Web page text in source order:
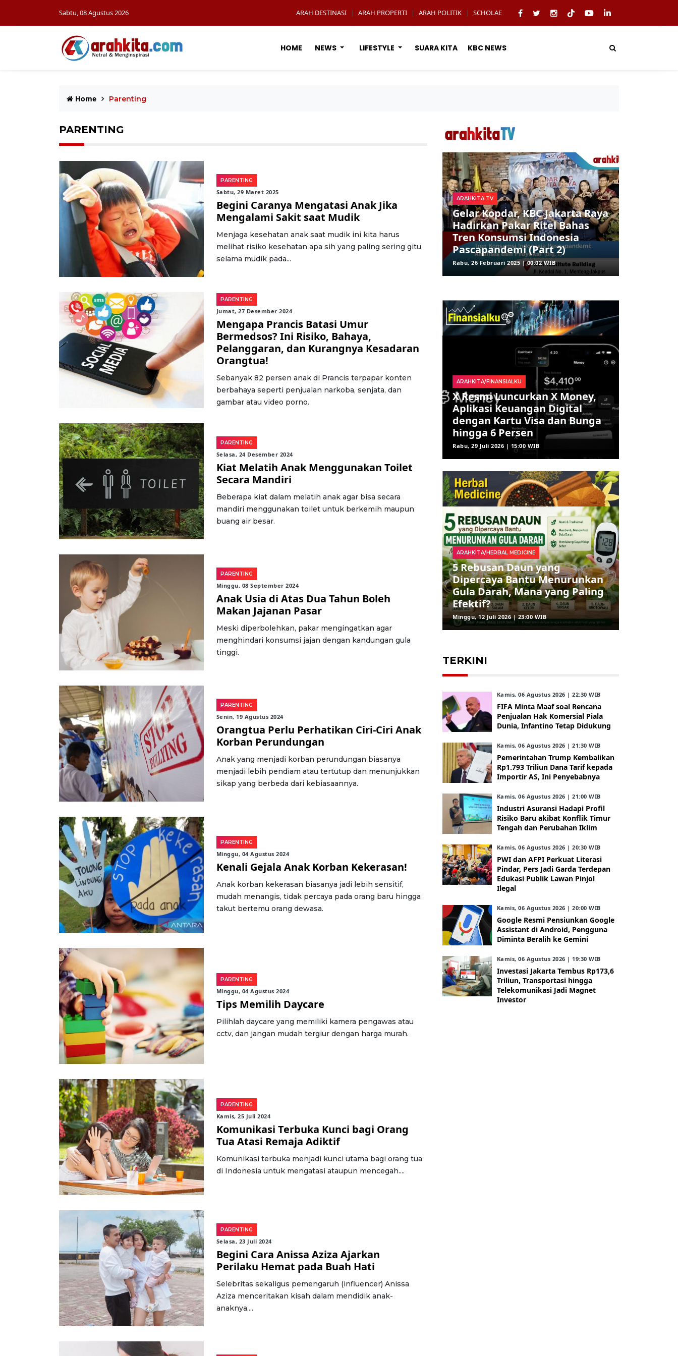
Sabtu, 08 Agustus 2026 ARAH DESTINASI | ARAH PROPERTI | ARAH POLITIK | SCHOLAE
HOME NEWS LIFESTYLE SUARA KITA KBC NEWS
Home Parenting
PARENTING
PARENTING
Sabtu, 29 Maret 2025
Begini Caranya Mengatasi Anak Jika
Mengalami Sakit saat Mudik
Menjaga kesehatan anak saat mudik ini kita harus
melihat risiko kesehatan apa sih yang paling sering gitu
selama mudik pada...
PARENTING
Jumat, 27 Desember 2024
Mengapa Prancis Batasi Umur
Bermedsos? Ini Risiko, Bahaya,
Pelanggaran, dan Kurangnya Kesadaran
Orangtua!
Sebanyak 82 persen anak di Prancis terpapar konten
berbahaya seperti penjualan narkoba, senjata, dan
gambar atau video porno.
PARENTING
Selasa, 24 Desember 2024
Kiat Melatih Anak Menggunakan Toilet
Secara Mandiri
Beberapa kiat dalam melatih anak agar bisa secara
mandiri menggunakan toilet untuk berkemih maupun
buang air besar.
PARENTING
Minggu, 08 September 2024
Anak Usia di Atas Dua Tahun Boleh
Makan Jajanan Pasar
Meski diperbolehkan, pakar mengingatkan agar
menghindari konsumsi jajan dengan kandungan gula
tinggi.
PARENTING
Senin, 19 Agustus 2024
Orangtua Perlu Perhatikan Ciri-Ciri Anak
Korban Perundungan
Anak yang menjadi korban perundungan biasanya
menjadi lebih pendiam atau tertutup dan menunjukkan
sikap yang berbeda dari kebiasaannya.
PARENTING
Minggu, 04 Agustus 2024
Kenali Gejala Anak Korban Kekerasan!
Anak korban kekerasan biasanya jadi lebih sensitif,
mudah menangis, tidak percaya pada orang baru hingga
takut bertemu orang dewasa.
PARENTING
Minggu, 04 Agustus 2024
Tips Memilih Daycare
Pilihlah daycare yang memiliki kamera pengawas atau
cctv, dan jangan mudah tergiur dengan harga murah.
PARENTING
Kamis, 25 Juli 2024
Komunikasi Terbuka Kunci bagi Orang
Tua Atasi Remaja Adiktif
Komunikasi terbuka menjadi kunci utama bagi orang tua
di Indonesia untuk mengatasi ataupun mencegah....
PARENTING
Selasa, 23 Juli 2024
Begini Cara Anissa Aziza Ajarkan
Perilaku Hemat pada Buah Hati
Selebritas sekaligus pemengaruh (influencer) Anissa
Aziza menceritakan kisah dalam mendidik anak-
anaknya....
ARAHKITA TV
Gelar Kopdar, KBC Jakarta Raya
Hadirkan Pakar Ritel Bahas
Tren Konsumsi Indonesia
Pascapandemi (Part 2)
Rabu, 26 Februari 2025 | 00:02 WIB
ARAHKITA/FINANSIALKU
X Resmi Luncurkan X Money,
Aplikasi Keuangan Digital
dengan Kartu Visa dan Bunga
hingga 6 Persen
Rabu, 29 Juli 2026 | 15:00 WIB
ARAHKITA/HERBAL MEDICINE
5 Rebusan Daun yang
Dipercaya Bantu Menurunkan
Gula Darah, Mana yang Paling
Efektif?
Minggu, 12 Juli 2026 | 23:00 WIB
TERKINI
Kamis, 06 Agustus 2026 | 22:30 WIB
FIFA Minta Maaf soal Rencana
Penjualan Hak Komersial Piala
Dunia, Infantino Tetap Didukung
Kamis, 06 Agustus 2026 | 21:30 WIB
Pemerintahan Trump Kembalikan
Rp1.793 Triliun Dana Tarif kepada
Importir AS, Ini Penyebabnya
Kamis, 06 Agustus 2026 | 21:00 WIB
Industri Asuransi Hadapi Profil
Risiko Baru akibat Konflik Timur
Tengah dan Perubahan Iklim
Kamis, 06 Agustus 2026 | 20:30 WIB
PWI dan AFPI Perkuat Literasi
Pindar, Pers Jadi Garda Terdepan
Edukasi Publik Lawan Pinjol
Ilegal
Kamis, 06 Agustus 2026 | 20:00 WIB
Google Resmi Pensiunkan Google
Assistant di Android, Pengguna
Diminta Beralih ke Gemini
Kamis, 06 Agustus 2026 | 19:30 WIB
Investasi Jakarta Tembus Rp173,6
Triliun, Transportasi hingga
Telekomunikasi Jadi Magnet
Investor